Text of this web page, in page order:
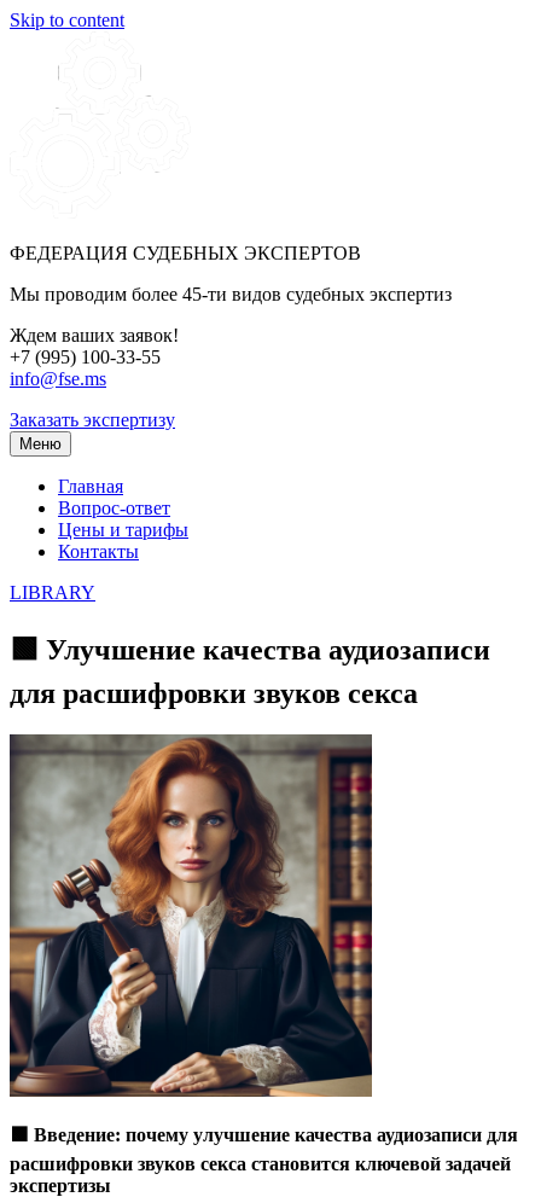
Skip to content
ФЕДЕРАЦИЯ СУДЕБНЫХ ЭКСПЕРТОВ
Мы проводим более 45-ти видов судебных экспертиз
Ждем ваших заявок!
+7 (995) 100-33-55
info@fse.ms
Заказать экспертизу
Меню
Главная
Вопрос-ответ
Цены и тарифы
Контакты
LIBRARY
🟩 Улучшение качества аудиозаписи
для расшифровки звуков секса
Введение: почему улучшение качества аудиозаписи для
расшифровки звуков секса становится ключевой задачей
экспертизы